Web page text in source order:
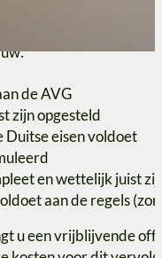
grondig op
Met onze
de AVG
zijn opgesteld
Duitse eisen voldoet
en wettelijk juist
aan de regels
u een vrijblijvende